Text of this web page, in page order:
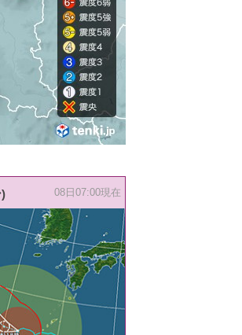
08日07:00現在